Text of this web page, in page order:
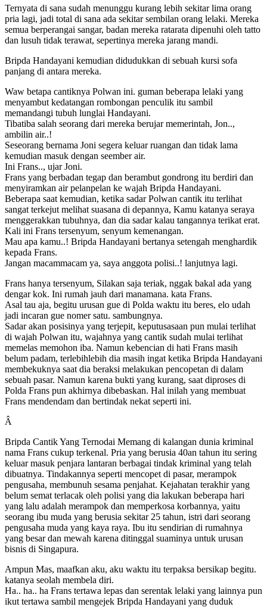
Ternyata di sana sudah menunggu kurang lebih sekitar lima orang
pria lagi, jadi total di sana ada sekitar sembilan orang lelaki. Mereka
semua berperangai sangar, badan mereka ratarata dipenuhi oleh tatto
dan lusuh tidak terawat, sepertinya mereka jarang mandi.
Bripda Handayani kemudian didudukkan di sebuah kursi sofa
panjang di antara mereka.
Waw betapa cantiknya Polwan ini. guman beberapa lelaki yang
menyambut kedatangan rombongan penculik itu sambil
memandangi tubuh lunglai Handayani.
Tibatiba salah seorang dari mereka berujar memerintah, Jon..,
ambilin air..!
Seseorang bernama Joni segera keluar ruangan dan tidak lama
kemudian masuk dengan seember air.
Ini Frans.., ujar Joni.
Frans yang berbadan tegap dan berambut gondrong itu berdiri dan
menyiramkan air pelanpelan ke wajah Bripda Handayani.
Beberapa saat kemudian, ketika sadar Polwan cantik itu terlihat
sangat terkejut melihat suasana di depannya, Kamu katanya seraya
menggerakkan tubuhnya, dan dia sadar kalau tangannya terikat erat.
Kali ini Frans tersenyum, senyum kemenangan.
Mau apa kamu..! Bripda Handayani bertanya setengah menghardik
kepada Frans.
Jangan macammacam ya, saya anggota polisi..! lanjutnya lagi.
Frans hanya tersenyum, Silakan saja teriak, nggak bakal ada yang
dengar kok. Ini rumah jauh dari manamana. kata Frans.
Asal tau aja, begitu urusan gue di Polda waktu itu beres, elo udah
jadi incaran gue nomer satu. sambungnya.
Sadar akan posisinya yang terjepit, keputusasaan pun mulai terlihat
di wajah Polwan itu, wajahnya yang cantik sudah mulai terlihat
memelas memohon iba. Namun kebencian di hati Frans masih
belum padam, terlebihlebih dia masih ingat ketika Bripda Handayani
membekuknya saat dia beraksi melakukan pencopetan di dalam
sebuah pasar. Namun karena bukti yang kurang, saat diproses di
Polda Frans pun akhirnya dibebaskan. Hal inilah yang membuat
Frans mendendam dan bertindak nekat seperti ini.
Â
Bripda Cantik Yang Ternodai Memang di kalangan dunia kriminal
nama Frans cukup terkenal. Pria yang berusia 40an tahun itu sering
keluar masuk penjara lantaran berbagai tindak kriminal yang telah
dibuatnya. Tindakannya seperti mencopet di pasar, merampok
pengusaha, membunuh sesama penjahat. Kejahatan terakhir yang
belum semat terlacak oleh polisi yang dia lakukan beberapa hari
yang lalu adalah merampok dan memperkosa korbannya, yaitu
seorang ibu muda yang berusia sekitar 25 tahun, istri dari seorang
pengusaha muda yang kaya raya. Ibu itu sendirian di rumahnya
yang besar dan mewah karena ditinggal suaminya untuk urusan
bisnis di Singapura.
Ampun Mas, maafkan aku, aku waktu itu terpaksa bersikap begitu.
katanya seolah membela diri.
Ha.. ha.. ha Frans tertawa lepas dan serentak lelaki yang lainnya pun
ikut tertawa sambil mengejek Bripda Handayani yang duduk